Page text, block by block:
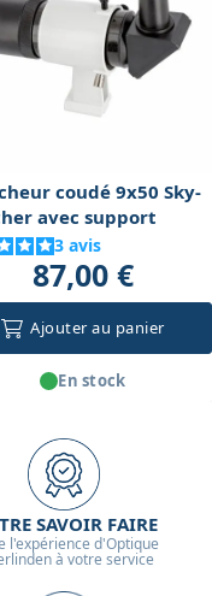
alignement précis.
coudé 9x50 Sky-
avec support
3 avis
87,00 €
Ajouter au panier
En stock
SAVOIR FAIRE
l'expérience d'Optique
à votre service